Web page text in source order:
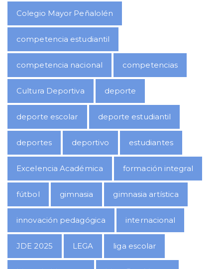
Colegio Mayor Peñalolén
competencia estudiantil
competencia nacional competencias
Cultura Deportiva deporte
deporte escolar deporte estudiantil
deportes deportivo estudiantes
Excelencia Académica formación integral
fútbol gimnasia gimnasia artística
innovación pedagógica internacional
JDE 2025 LEGA liga escolar